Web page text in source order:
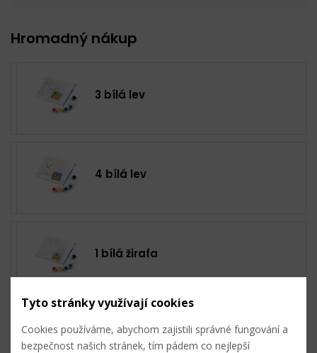
Hromadný nákup
3 bílá lev
4 bílá lev
1 bílá žirafa
2 bílá slon
Tyto stránky využívají cookies
Cookies používáme, abychom zajistili správné fungování a
bezpečnost našich stránek, tím pádem co nejlepší